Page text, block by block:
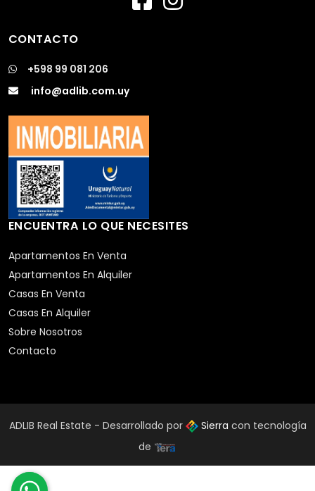
CONTACTO
+598 99 081 206
info@adlib.com.uy
ENCUENTRA LO QUE NECESITES
Apartamentos En Venta
Apartamentos En Alquiler
Casas En Venta
Casas En Alquiler
Sobre Nosotros
Contacto
ADLIB Real Estate - Desarrollado por Sierra con tecnología
de